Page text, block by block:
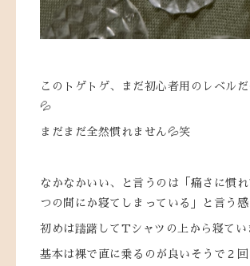
このトゲトゲ、まだ初心者用のレベルだ
💦
まだまだ全然慣れません💦笑
なかなかいい、と言うのは「痛さに慣
つの間にか寝てしまっている」と言う感
初めは躊躇してTシャツの上から寝てい
基本は裸で直に乗るのが良いそうで２